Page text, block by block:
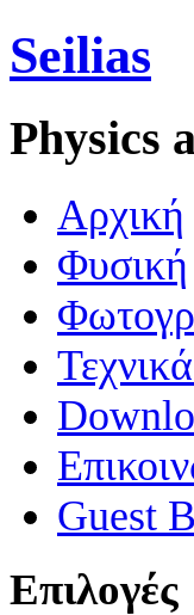
Seilias
Physics
Aρχική
Φυσική
Guest
Επιλογές